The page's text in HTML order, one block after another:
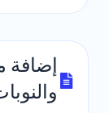
إضافة